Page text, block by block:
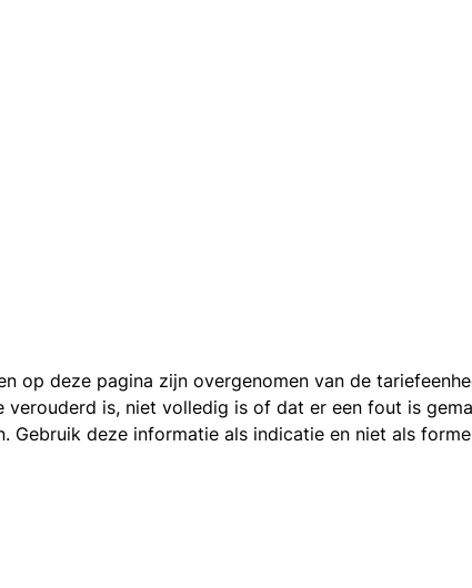
op deze pagina zijn overgenomen van de
is, niet volledig is of dat er een fout is
Gebruik deze informatie als indicatie en niet als